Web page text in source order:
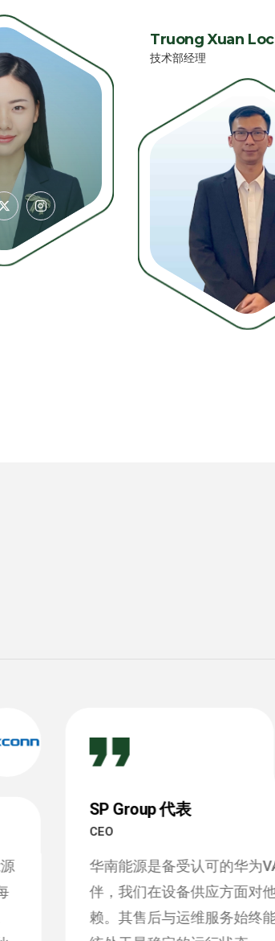
Truong Xuan Loc
技术部经理
SP Group 代表
华南能源是备受认可的华为VAP合作伙
伴，我们在设备供应方面对他们深表信
赖。其售后与运维服务始终能够确保系